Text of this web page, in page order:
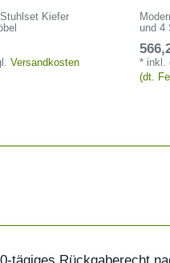
Kiefer
Versandkosten
und 4
* inkl.
(dt.